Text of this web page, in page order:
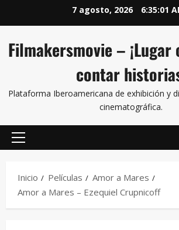
7 agosto, 2026 6:35:01
Filmakersmovie – ¡Lugar
contar
Plataforma Iberoamericana de exhibición y
cinematográfica.
Inicio Películas
Amor a Mares
Amor a Mares – Ezequiel Crupnicoff